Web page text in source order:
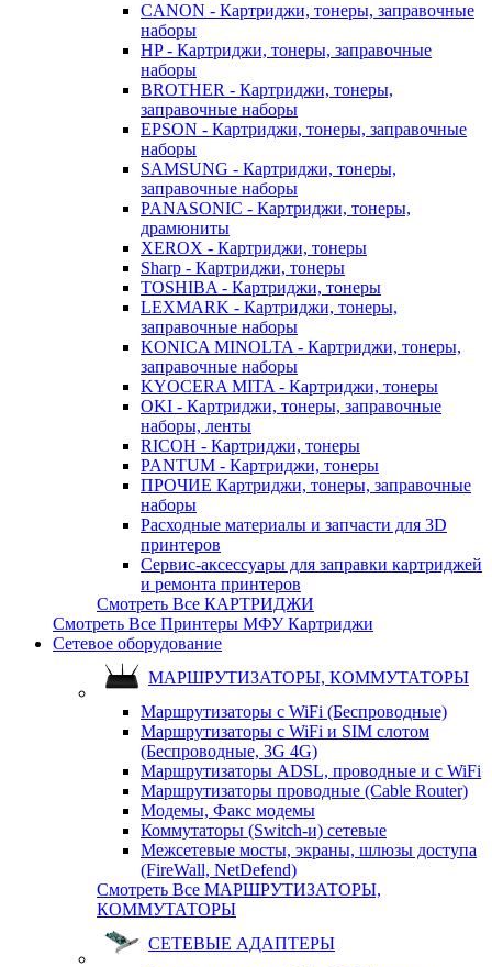
CANON - Картриджи, тонеры, заправочные
наборы
HP - Картриджи, тонеры, заправочные
наборы
BROTHER - Картриджи, тонеры,
заправочные наборы
EPSON - Картриджи, тонеры, заправочные
наборы
SAMSUNG - Картриджи, тонеры,
заправочные наборы
PANASONIC - Картриджи, тонеры,
драмюниты
XEROX - Картриджи, тонеры
Sharp - Картриджи, тонеры
TOSHIBA - Картриджи, тонеры
LEXMARK - Картриджи, тонеры,
заправочные наборы
KONICA MINOLTA - Картриджи, тонеры,
заправочные наборы
KYOCERA MITA - Картриджи, тонеры
OKI - Картриджи, тонеры, заправочные
наборы, ленты
RICOH - Картриджи, тонеры
PANTUM - Картриджи, тонеры
ПРОЧИЕ Картриджи, тонеры, заправочные
наборы
Расходные материалы и запчасти для 3D
принтеров
Сервис-аксессуары для заправки картриджей
и ремонта принтеров
Смотреть Все КАРТРИДЖИ
Смотреть Все Принтеры МФУ Картриджи
Сетевое оборудование
МАРШРУТИЗАТОРЫ, КОММУТАТОРЫ
Маршрутизаторы с WiFi (Беспроводные)
Маршрутизаторы с WiFi и SIM слотом
(Беспроводные, 3G 4G)
Маршрутизаторы ADSL, проводные и с WiFi
Маршрутизаторы проводные (Cable Router)
Модемы, Факс модемы
Коммутаторы (Switch-и) сетевые
Межсетевые мосты, экраны, шлюзы доступа
(FireWall, NetDefend)
Смотреть Все МАРШРУТИЗАТОРЫ,
КОММУТАТОРЫ
СЕТЕВЫЕ АДАПТЕРЫ